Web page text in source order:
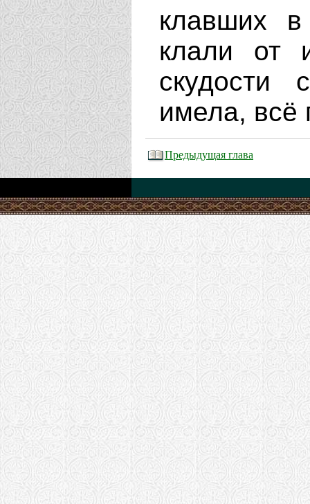
клавших
клали от
скудости
имела, всё
Предыдущая глава